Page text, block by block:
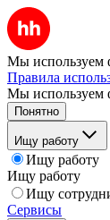
Мы используем
Правила
Мы используем
Понятно
Ищу работу
Ищу работу
Ищу работу
Ищу
Сервисы